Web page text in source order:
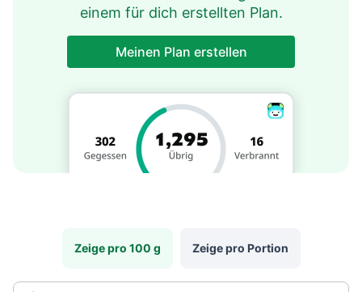
einem für dich erstellten Plan.
Meinen Plan erstellen
Zeige pro 100 g Zeige pro Portion